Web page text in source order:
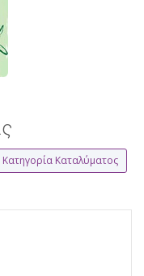
Κατηγορία Καταλύματος